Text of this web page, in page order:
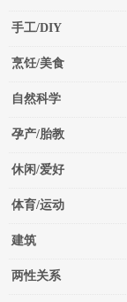
手工/DIY
烹饪/美食
自然科学
孕产/胎教
休闲/爱好
体育/运动
建筑
两性关系